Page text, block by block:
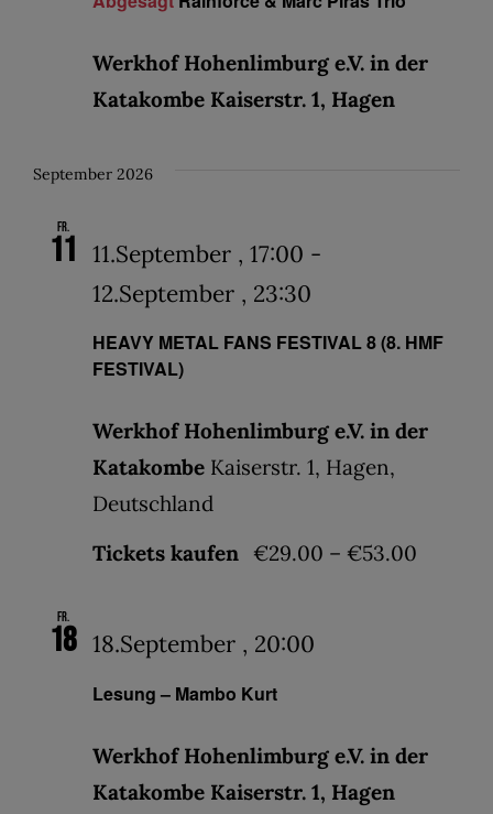
Werkhof Hohenlimburg e.V. in der
Katakombe Kaiserstr. 1, Hagen
September 2026
Fr.
11
HEAVY METAL FANS FESTIVAL 8 (8. HMF
FESTIVAL)
11.September , 17:00 -
12.September , 23:30
Werkhof Hohenlimburg e.V. in der
Katakombe Kaiserstr. 1, Hagen,
Deutschland
Tickets kaufen €29.00 – €53.00
Fr.
18
Lesung – Mambo Kurt
18.September , 20:00
Werkhof Hohenlimburg e.V. in der
Katakombe Kaiserstr. 1, Hagen